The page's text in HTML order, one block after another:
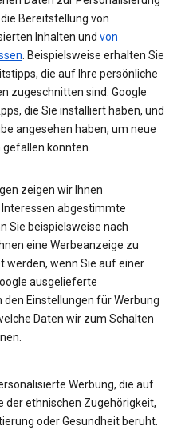
Bereitstellung von
Inhalten und von
. Beispielsweise erhalten Sie
die auf Ihre persönliche
zugeschnitten sind. Google
die Sie installiert haben, und
angesehen haben, um neue
könnten.
zeigen wir Ihnen
abgestimmte
Sie beispielsweise nach
eine Werbeanzeige zu
werden, wenn Sie auf einer
ausgelieferte
Einstellungen für Werbung
Daten wir zum Schalten
Werbung, die auf
der ethnischen Zugehörigkeit,
oder Gesundheit beruht.